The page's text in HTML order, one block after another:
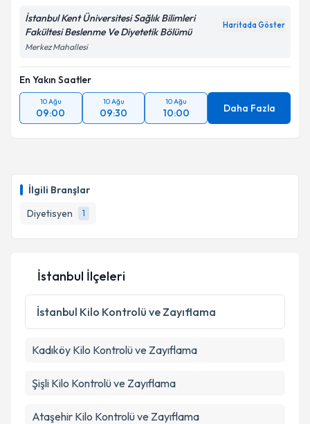
İlgili Branşlar
Diyetisyen
1
İstanbul Kent Üniversitesi Sağlık Bilimleri
Fakültesi Beslenme Ve Diyetetik Bölümü
Haritada Göster
Merkez Mahallesi
En Yakın Saatler
10 Ağu
09:00
10 Ağu
09:30
10 Ağu
10:00 Daha Fazla
İstanbul İlçeleri
İstanbul Kilo Kontrolü ve Zayıflama
Kadıköy Kilo Kontrolü ve Zayıflama
Şişli Kilo Kontrolü ve Zayıflama
Ataşehir Kilo Kontrolü ve Zayıflama